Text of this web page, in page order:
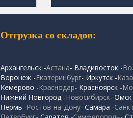
Отгрузка со складов:
Архангельск -Астана- Владивосток -
Воронеж -Екатеринбург- Иркутск -
Кемерово -Краснодар- Красноярск -
Нижний Новгород -Новосибирск- Омск
Пермь -Ростов-на-Дону- Самара -